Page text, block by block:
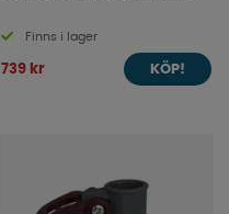
Finns i lager
739 kr KÖP!